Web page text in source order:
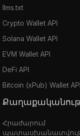
llms.txt
Crypto Wallet API
Solana Wallet API
EVM Wallet API
DeFi API
Bitcoin (xPub) Wallet API
Հրաժարում